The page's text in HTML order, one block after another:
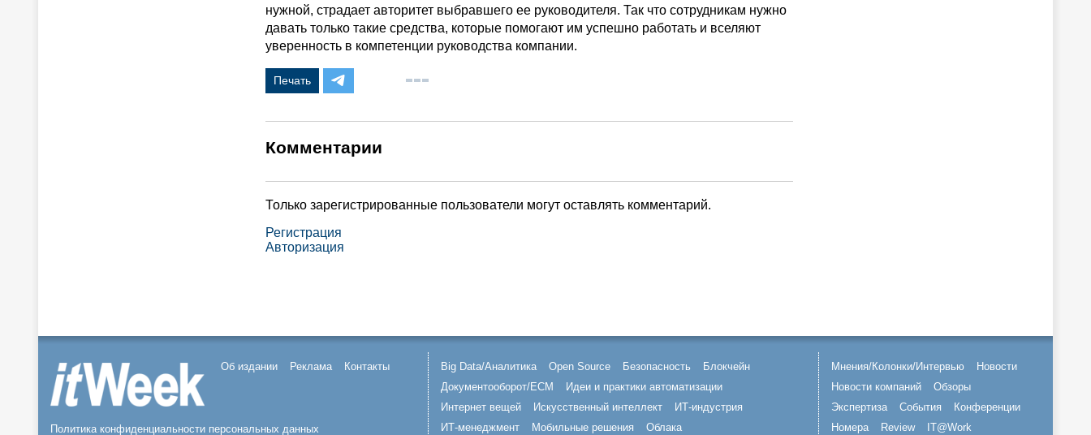
нужной, страдает авторитет выбравшего ее руководителя. Так что сотрудникам нужно
давать только такие средства, которые помогают им успешно работать и вселяют
уверенность в компетенции руководства компании.
Печать
Комментарии
Только зарегистрированные пользователи могут оставлять комментарий.
Регистрация
Авторизация
Об издании Реклама Контакты
Политика конфиденциальности персональных данных
Big Data/Аналитика Open Source Безопасность
Блокчейн
Документооборот/ECM
Идеи и практики автоматизации
Интернет вещей
Искусственный интеллект
ИТ-индустрия
ИТ-менеджмент
Мобильные решения Облака
Мнения/Колонки/Интервью
Новости
Новости компаний
Обзоры
Экспертиза
События
Конференции
Номера
Review IT@Work